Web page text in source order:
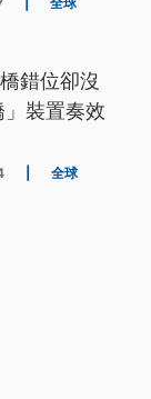
錯位卻沒
裝置奏效
全球